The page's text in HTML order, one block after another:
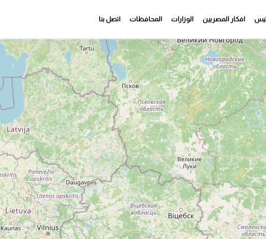
افكار المصريين الوزارات المحافظات اتصل بنا